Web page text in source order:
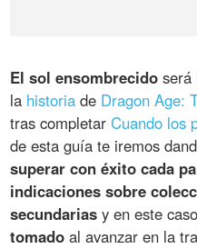
El sol ensombrecido será
la historia de Dragon Age:
tras completarCuando los
de esta guía te iremos
superar con éxito cada
indicaciones sobre
secundarias y en este
tomado al avanzar en la